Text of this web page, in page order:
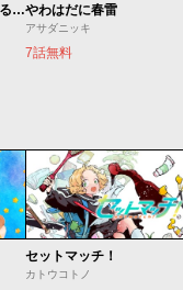
私たちはどうかしている 妻恋いやわはだに春雷
アサダニッキ
7話無料
セットマッチ！
カトウコトノ